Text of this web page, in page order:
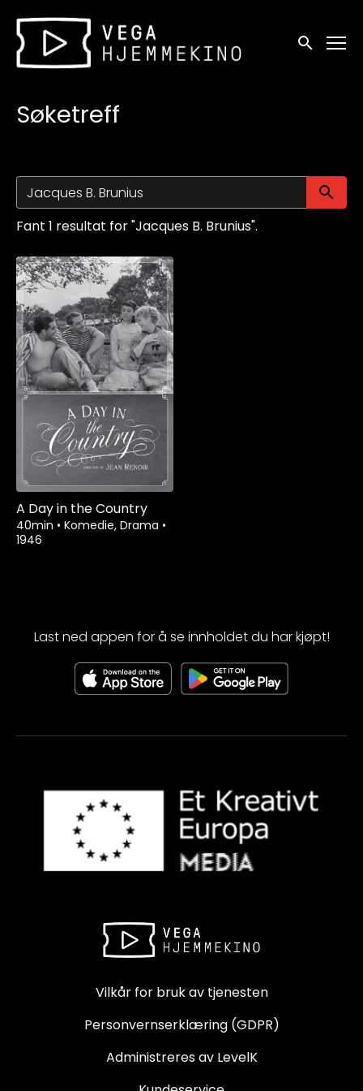
Tilgjengelighetslenker
Søk
Søketreff
Fant 1 resultat for "Jacques B. Brunius".
A Day in the Country
40min • Komedie, Drama •
1946
Last ned appen for å se innholdet du har kjøpt!
Vilkår for bruk av tjenesten
Personvernserklæring (GDPR)
Administreres av LevelK